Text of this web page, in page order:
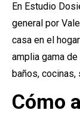
En Estudio
general por
casa en el
amplia gama
baños, cocinas,
Cómo